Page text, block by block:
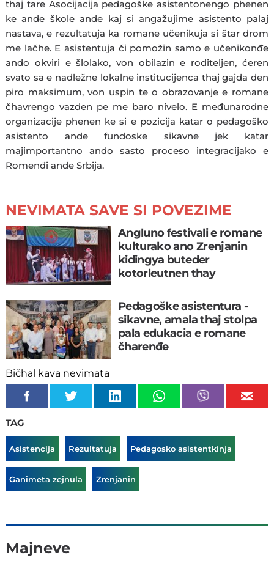
thaj tare Asocijacija pedagoške asistentonengo phenen
ke ande škole ande kaj si angažujime asistento palaj
nastava, e rezultatuja ka romane učenikuja si štar drom
me lačhe. E asistentuja či pomožin samo e učenikonđe
ando okviri e šlolako, von obilazin e roditeljen, ćeren
svato sa e nadležne lokalne institucijenca thaj gajda den
piro maksimum, von uspin te o obrazovanje e romane
čhavrengo vazden pe me baro nivelo. E međunarodne
organizacije phenen ke si e pozicija katar o pedagoško
asistento ande fundoske sikavne jek katar
majimportantno ando sasto proceso integracijako e
Romenđi ande Srbija.
NEVIMATA SAVE SI POVEZIME
Angluno festivali e romane
kulturako ano Zrenjanin
kidingya buteder
kotorleutnen thay
Pedagoške asistentura -
sikavne, amala thaj stolpa
pala edukacia e romane
čharenđe
Bičhal kava nevimata
TAG
Asistencija Rezultatuja Pedagosko asistentkinja
Ganimeta zejnula Zrenjanin
Majneve